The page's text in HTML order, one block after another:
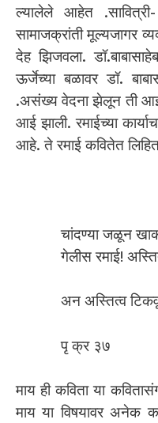
ल्यालेले आहेत
सामाजक्रांती मूल्यजागर
देह झिजवला.
ऊर्जेच्या बळावर डॉ.
.असंख्य वेदना झेलून ती आई
आई झाली. रमाईच्या
आहे. ते रमाई कवितेत
चांदण्या जळून
गेलीस रमाई!
अन अस्तित्व
पृ क्र ३७
माय ही कविता या
माय या विषयावर अनेक